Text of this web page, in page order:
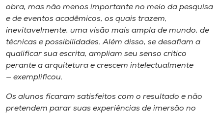
obra, mas não menos importante no meio da pesquisa
e de eventos acadêmicos, os quais trazem​,​
inevitavelmente​,​ uma visão mais ampla de mundo, de
técnicas e possibilidades. Além disso, se desafiam a
qualificar sua escrita, ampliam seu senso crítico
perante a arquitetura e crescem intelectualmente
— exemplificou.
Os alunos ficaram satisfeitos com o resultado e não
pretendem parar ​suas experiências de imersão no